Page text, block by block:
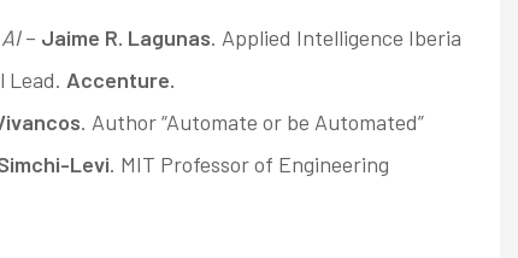
– Jaime R. Lagunas. Applied Intelligence Iberia
Lead. Accenture.
. Author “Automate or be Automated”
Levi. MIT Professor of Engineering